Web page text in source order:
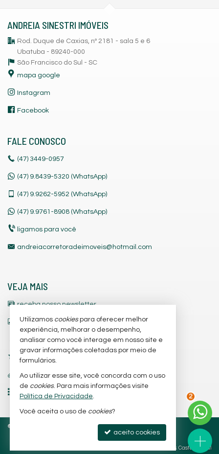
ANDREIA SINESTRI IMÓVEIS
Rod. Duque de Caxias, nº 2181 - sala 5 e 6
Ubatuba - 89240-000
São Francisco do Sul - SC
mapa google
Instagram
Facebook
FALE CONOSCO
(47) 3449-0957
(47) 9.8439-5320 (WhatsApp)
(47) 9.9262-5952 (WhatsApp)
(47) 9.9761-8908 (WhatsApp)
ligamos para você
andreiacorretoradeimoveis@hotmail.com
VEJA MAIS
receba nosso newsletter
indicadores financeiros
cadastre seu imóvel
imóveis favoritos
trabalhe conosco
mapa de imóveis
© Política de Privacidade
Site para imobiliárias: Castel Digital
3
Utilizamos cookiespara oferecer melhor
experiência, melhorar o desempenho,
analisar como você interage em nosso site e
gravar informações coletadas por meio de
formulários.
Ao utilizar esse site, você concorda com o uso
de cookies. Para mais informações visite
Política de Privacidade.
Você aceita o uso de cookies?
aceito cookies